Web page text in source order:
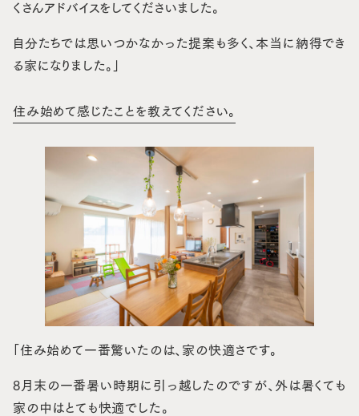
くさんアドバイスをしてくださいました。
自分たちでは思いつかなかった提案も多く、本当に納得でき
る家になりました。」
住み始めて感じたことを教えてください。
「住み始めて一番驚いたのは、家の快適さです。
8月末の一番暑い時期に引っ越したのですが、外は暑くても
家の中はとても快適でした。